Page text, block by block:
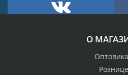
О
Рознице